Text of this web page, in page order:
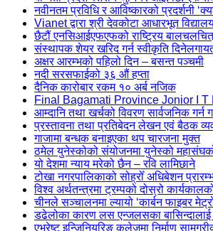
नवीनतम प्रविधि र आविष्कारको प्रदर्शनी
Vianet द्वारा श्री देवकोटा आधारभूत
छैटौं एनसिआईएफएफको राष्ट्रिय
संस्थापक शेयर खरिद गर्न स्वीकृति
अक्षर आरम्भको पहिलो दिन – बसन्त पञ्चमी
नदी सरसफाईको ३६ औं हप्ता
दैनिक कारोबार रकम १० अर्ब नजिक
Final Bagamati Province Jonior I
आम्दानि तथा खर्चको विवरण सार्वजनिक गर्न
प्रस्तावना तथा प्रतिबेदन लेखन एवं बैठक
गाजामा बन्धक बनाइएका थप चारजना मुक्त
ठमेल युनेस्कोको संयोजनमा युनेस्को
यो देशमा न्याय मरेको छैन – रवि लामिछाने
टोखा नगरपालिकाको सोह्रोँ अधिबेशन
विश्व अर्थतन्त्रमा ट्रम्पको दोस्रो
चीनले सञ्चालनमा ल्यायो ‘कार्बन फाइबर
डढेलोका कारण लस एन्जलसका
एभरेष्ट इन्जिनियरिङ कलेजमा निर्माण